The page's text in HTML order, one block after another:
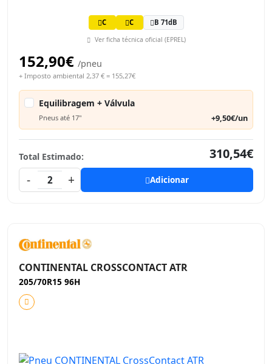
C C B 71dB
Ver ficha técnica oficial (EPREL)
152,90€ /pneu
+ Imposto ambiental 2,37 € = 155,27€
Equilibragem + Válvula
Pneus até 17" +9,50€/un
Total Estimado:
310,54€
-
2 + Adicionar
CONTINENTAL CROSSCONTACT ATR
205/70R15 96H